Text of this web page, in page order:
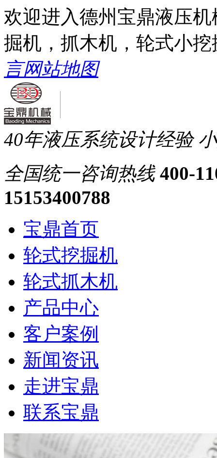
欢迎进入德州宝鼎液压
掘机，抓木机，轮式小
言网站地图
40年液压系统设计经验
全国统一咨询热线 400-
15153400788
宝鼎首页
轮式挖掘机
轮式抓木机
产品中心
客户案例
新闻资讯
走进宝鼎
联系宝鼎